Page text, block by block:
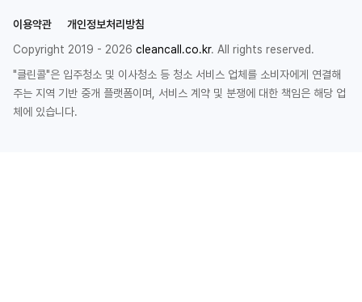
이용약관
개인정보처리방침
Copyright 2019 - 2026 cleancall.co.kr. All rights reserved.
"클린콜"은 입주청소 및 이사청소 등 청소 서비스 업체를 소비자에게 연결해
주는 지역 기반 중개 플랫폼이며, 서비스 계약 및 분쟁에 대한 책임은 해당 업
체에 있습니다.